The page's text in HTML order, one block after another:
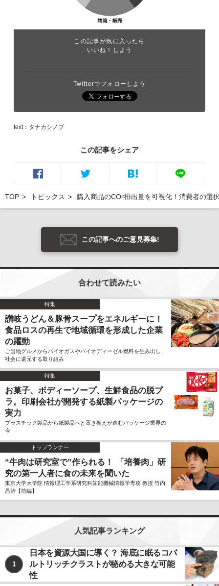
この記事が気に入ったら
いいね！しよう
Twitterでフォローしよう
text：タナカシノブ
この記事をシェア
TOP トピックス 購入商品のCO2排出量を可視化！消費者の選
この記事へのご意見募集!
合わせて読みたい
特集
讃岐うどん＆豚骨スープをエネルギーに！
食品ロスの再生で地域循環を形成した企業
の躍動
ご当地グルメからバイオガスやバイオディーゼル燃料を生み出し、
社会に還元する取り組み
特集
お菓子、ボディーソープ、生鮮食品の脱プ
ラ。印刷会社が開発する紙製パッケージの
実力
プラスチック製品から紙製品へと置き換えが進むパッケージ業界の
今
トップランナー
“牛肉は研究室で”作られる！ 「培養肉」研
究の第一人者に食の未来を聞いた
東京大学大学院 情報理工学系研究科知能機械情報学専攻 教授 竹内
昌治【前編】
人気記事ランキング
1
日本を資源大国に導く？ 海底に眠るコバ
ルトリッチクラストが秘める大きな可能
性